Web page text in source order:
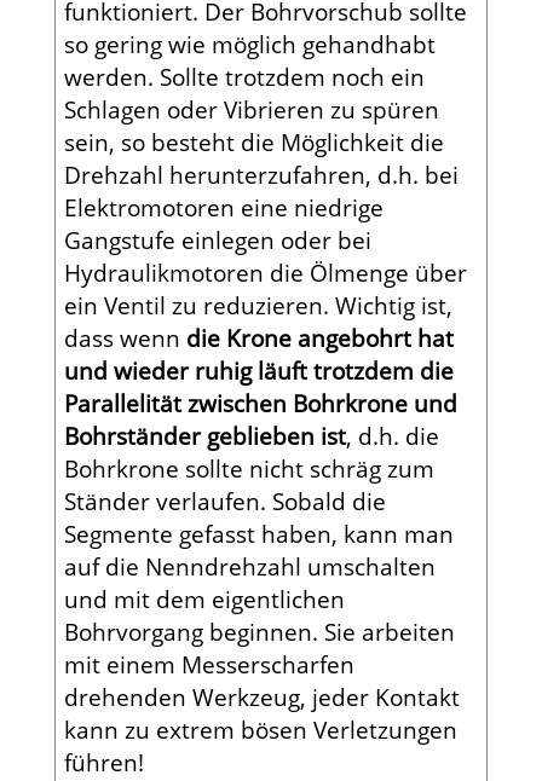
funktioniert. Der Bohrvorschub sollte
so gering wie möglich gehandhabt
werden. Sollte trotzdem noch ein
Schlagen oder Vibrieren zu spüren
sein, so besteht die Möglichkeit die
Drehzahl herunterzufahren, d.h. bei
Elektromotoren eine niedrige
Gangstufe einlegen oder bei
Hydraulikmotoren die Ölmenge über
ein Ventil zu reduzieren. Wichtig ist,
dass wenn die Krone angebohrt hat
und wieder ruhig läuft trotzdem die
Parallelität zwischen Bohrkrone und
Bohrständer geblieben ist, d.h. die
Bohrkrone sollte nicht schräg zum
Ständer verlaufen. Sobald die
Segmente gefasst haben, kann man
auf die Nenndrehzahl umschalten
und mit dem eigentlichen
Bohrvorgang beginnen. Sie arbeiten
mit einem Messerscharfen
drehenden Werkzeug, jeder Kontakt
kann zu extrem bösen Verletzungen
führen!